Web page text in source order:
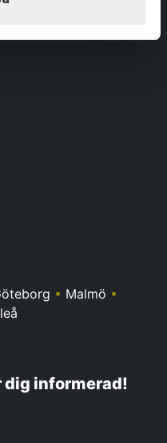
• Malmö •
dig informerad!